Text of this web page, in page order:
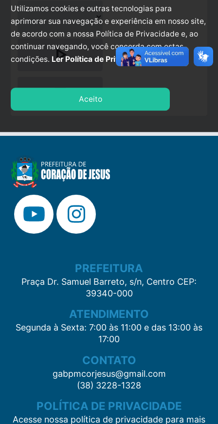
play_arrow
stop
PREFEITURA
Praça Dr. Samuel Barreto, s/n, Centro CEP:
39340-000
ATENDIMENTO
Segunda à Sexta: 7:00 às 11:00 e das 13:00 às
17:00
CONTATO
gabpmcorjesus@gmail.com
(38) 3228-1328
POLÍTICA DE PRIVACIDADE
Acesse nossa política de privacidade para mais
Utilizamos cookies e outras tecnologias para
aprimorar sua navegação e experiência em nosso site,
de acordo com a nossa Política de Privacidade e, ao
continuar navegando, você concorda com estas
condições. Ler Política de Privacidade.
Aceito